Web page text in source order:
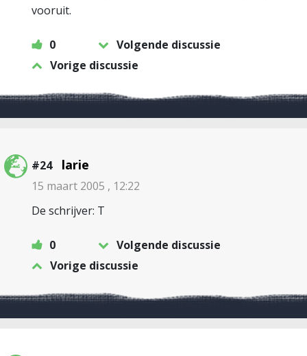
vooruit.
0
Volgende discussie
Vorige discussie
#24 larie
15 maart 2005 , 12:22
De schrijver: T
0
Volgende discussie
Vorige discussie